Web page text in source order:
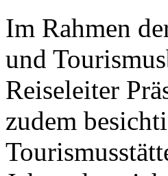
Im Rahmen
und
Reiseleiter
zudem